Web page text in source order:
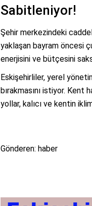
Sabitleniyor!
Şehir merkezindeki
yaklaşan bayram öncesi
enerjisini ve bütçesini
Eskişehirliler, yerel
bırakmasını istiyor. Kent
yollar, kalıcı ve kentin
Gönderen: haber